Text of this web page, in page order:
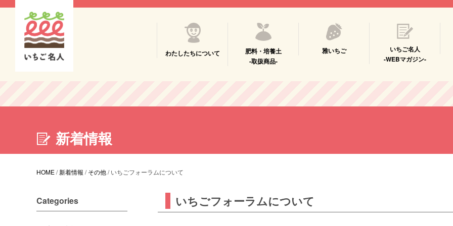
わたしたちについて
肥料・培養土
-取扱商品-
雅いちご
いちご名人
-WEBマガジン-
新着情報
HOME/新着情報 /その他/いちごフォーラムについて
いちごフォーラムについて
Categories